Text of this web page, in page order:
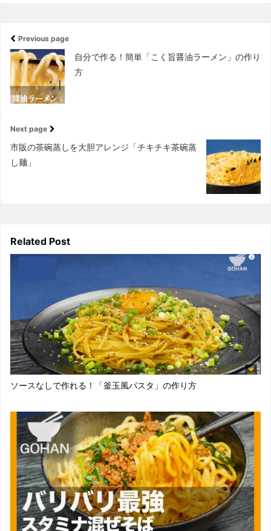
Previous page
自分で作る！簡単「こく旨醤油ラーメン」の作り
方
Next page
市販の茶碗蒸しを大胆アレンジ「チキチキ茶碗蒸
し麺」
Related Post
ソースなしで作れる！「釜玉風パスタ」の作り方